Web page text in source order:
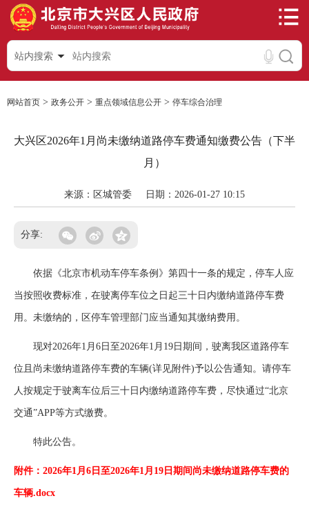
站内搜索
网站首页 > 政务公开 > 重点领域信息公开 > 停车综合治理
大兴区2026年1月尚未缴纳道路停车费通知缴费公告（下半
月）
来源：区城管委 日期：2026-01-27 10:15
分享:
依据《北京市机动车停车条例》第四十一条的规定，停车人应
当按照收费标准，在驶离停车位之日起三十日内缴纳道路停车费
用。未缴纳的，区停车管理部门应当通知其缴纳费用。
现对2026年1月6日至2026年1月19日期间，驶离我区道路停车
位且尚未缴纳道路停车费的车辆(详见附件)予以公告通知。请停车
人按规定于驶离车位后三十日内缴纳道路停车费，尽快通过“北京
交通”APP等方式缴费。
特此公告。
附件：2026年1月6日至2026年1月19日期间尚未缴纳道路停车费的
车辆.docx